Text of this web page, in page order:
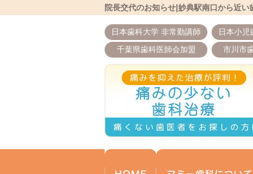
院長交代のお知らせ|妙典駅南口から近い
日本歯科大学 非常勤講師
日本小児
千葉県歯科医師会加盟
市川市
ホーム